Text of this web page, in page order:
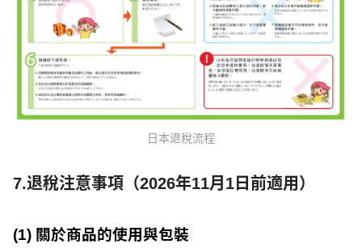
日本退稅流程
7.退稅注意事項（2026年11月1日前適用）
(1) 關於商品的使用與包裝